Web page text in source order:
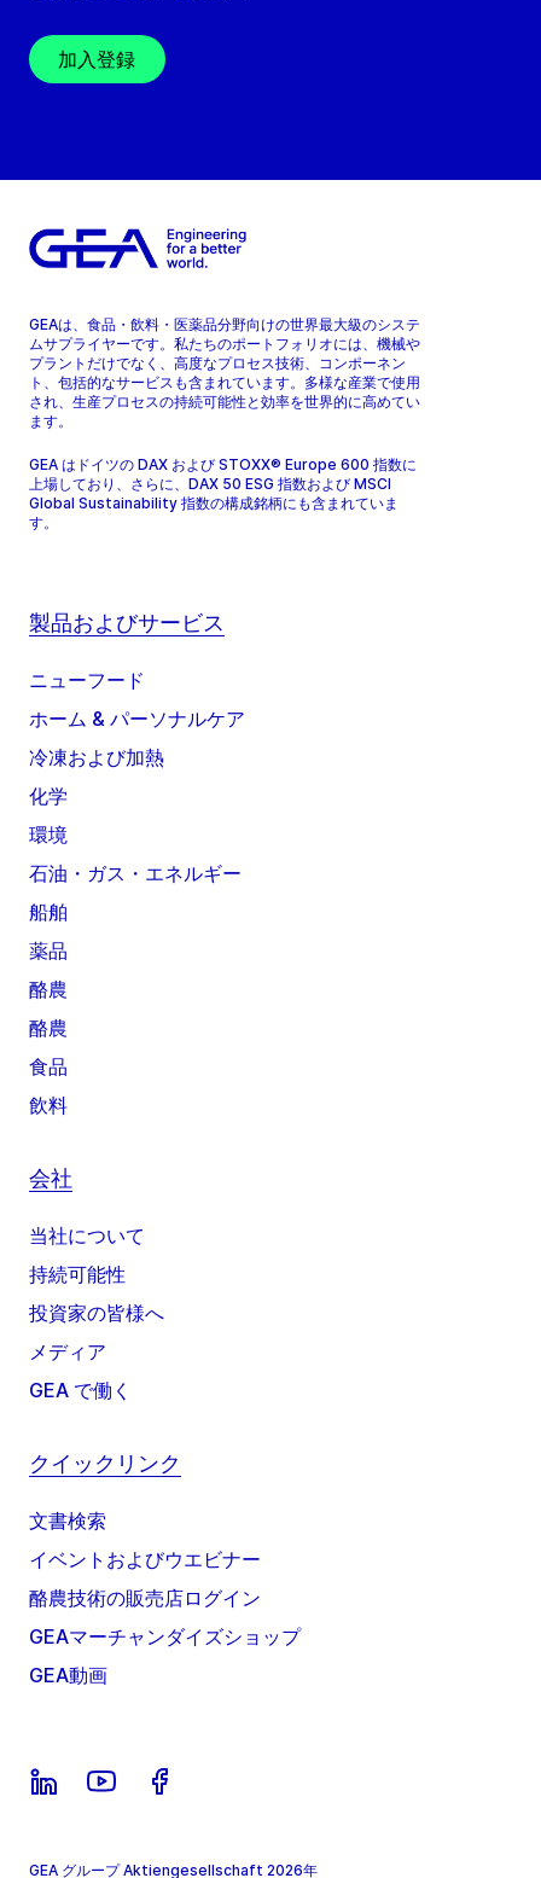
加入登録
GEAは、食品・飲料・医薬品分野向けの世界最大級のシステ
ムサプライヤーです。私たちのポートフォリオには、機械や
プラントだけでなく、高度なプロセス技術、コンポーネン
ト、包括的なサービスも含まれています。多様な産業で使用
され、生産プロセスの持続可能性と効率を世界的に高めてい
ます。
GEA はドイツの DAX および STOXX® Europe 600 指数に
上場しており、さらに、DAX 50 ESG 指数および MSCI
Global Sustainability 指数の構成銘柄にも含まれていま
す。
製品およびサービス
ニューフード
ホーム & パーソナルケア
冷凍および加熱
化学
環境
石油・ガス・エネルギー
船舶
薬品
酪農
酪農
食品
飲料
会社
当社について
持続可能性
投資家の皆様へ
メディア
GEA で働く
クイックリンク
文書検索
イベントおよびウエビナー
酪農技術の販売店ログイン
GEAマーチャンダイズショップ
GEA動画
GEA グループ Aktiengesellschaft 2026年